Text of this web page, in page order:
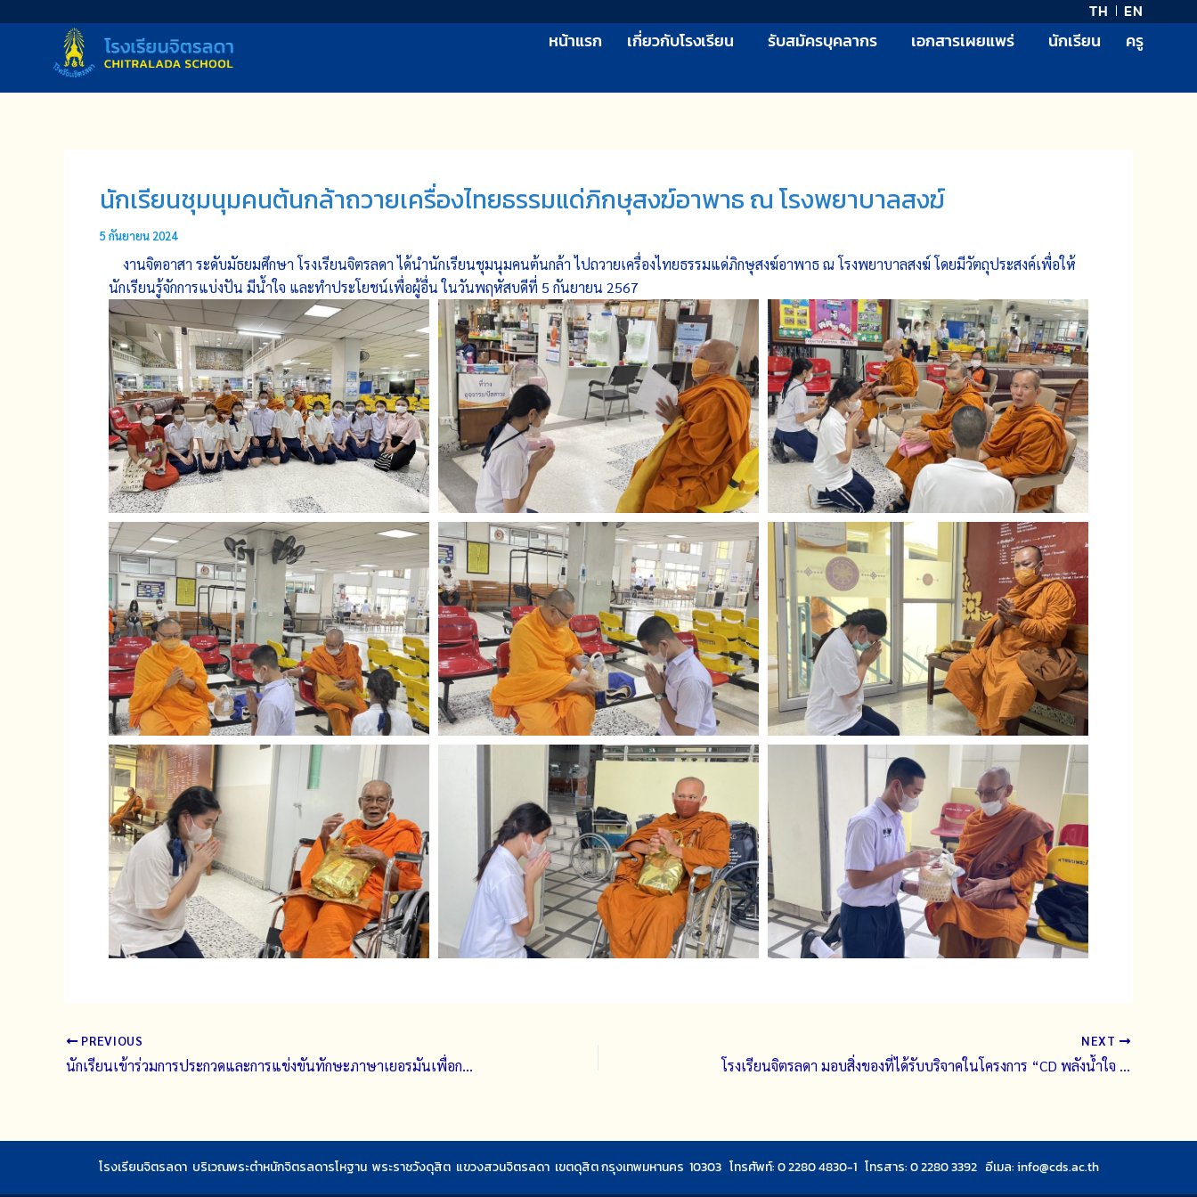
TH EN
หน้าแรก เกี่ยวกับโรงเรียน รับสมัครบุคลากร เอกสารเผยแพร่ นักเรียน ครู
นักเรียนชุมนุมคนต้นกล้าถวายเครื่องไทยธรรมแด่ภิกษุสงฆ์อาพาธ ณ โรงพยาบาลสงฆ์
5 กันยายน 2024
งานจิตอาสา ระดับมัธยมศึกษา โรงเรียนจิตรลดา ได้นำนักเรียนชุมนุมคนต้นกล้า ไปถวายเครื่องไทยธรรมแด่ภิกษุสงฆ์อาพาธ ณ โรงพยาบาลสงฆ์ โดยมีวัตถุประสงค์เพื่อให้
นักเรียนรู้จักการแบ่งปัน มีน้ำใจ และทำประโยชน์เพื่อผู้อื่น ในวันพฤหัสบดีที่ 5 กันยายน 2567
PREVIOUS
นักเรียนเข้าร่วมการประกวดและการแข่งขันทักษะภาษาเยอรมันเพื่อการสื่อสาร ระดับประเทศ
NEXT
โรงเรียนจิตรลดา มอบสิ่งของที่ได้รับบริจาคในโครงการ “CD พลังน้ำใจ ช่วยภัยน้ำท่วม” เพื่อช่วยเหลือผู้ประสบอุทกภัย ผ่านมูลนิธิอาสาเพื่อนพึ่ง (ภาฯ) ยามยาก สภากาชาดไทย
โรงเรียนจิตรลดา บริเวณพระตำหนักจิตรลดารโหฐาน พระราชวังดุสิต แขวงสวนจิตรลดา เขตดุสิต กรุงเทพมหานคร 10303 โทรศัพท์: 0 2280 4830-1 โทรสาร: 0 2280 3392 อีเมล:info@cds.ac.th